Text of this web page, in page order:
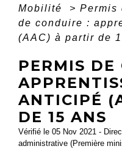
Mobilité
> Permis
de conduire :
(AAC) à partir de
PERMIS DE
ANTICIPÉ
DE 15 ANS
Vérifié le 05 Nov 2021 -
administrative (Première